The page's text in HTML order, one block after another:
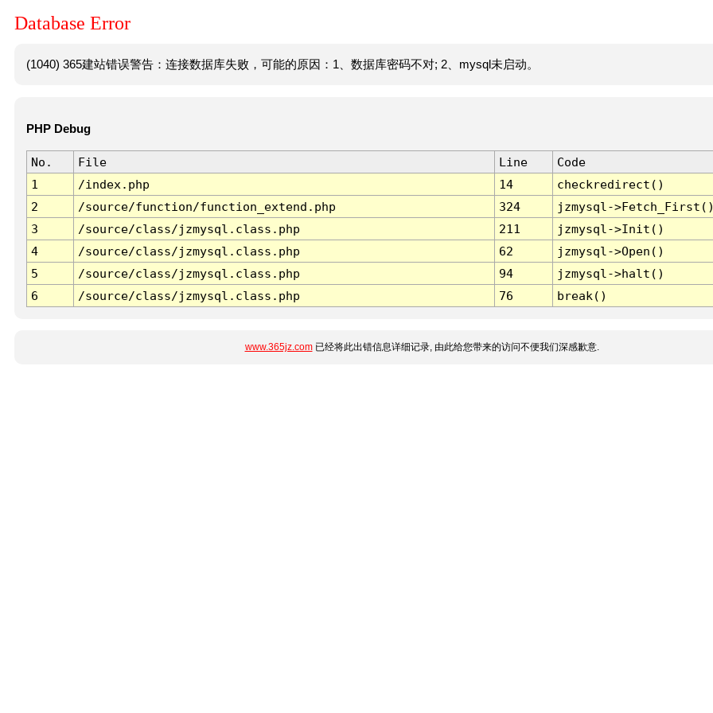
Database Error
(1040) 365建站错误警告：连接数据库失败，可能的原因：1、数据库密码不对; 2、mysql未启动。
PHP Debug
No. File Line
Code
1
/index.php 14
checkredirect()
2
/source/function/function_extend.php 324
jzmysql-
3
/source/class/jzmysql.class.php 211
jzmysql->Init()
4
/source/class/jzmysql.class.php 62
jzmysql->Open()
5
/source/class/jzmysql.class.php 94
jzmysql->halt()
6
/source/class/jzmysql.class.php 76 break()
www.365jz.com已经将此出错信息详细记录, 由此给您带来的访问不便我们深感歉意.